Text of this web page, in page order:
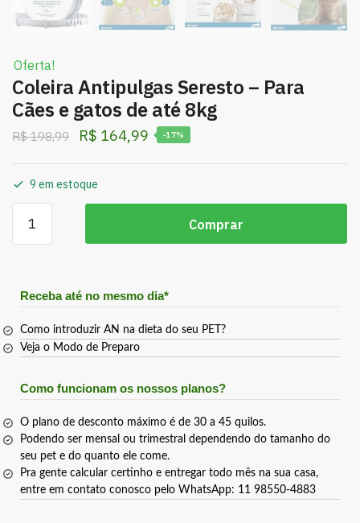
Oferta!
Coleira Antipulgas Seresto – Para
Cães e gatos de até 8kg
R$198,99 R$ 164,99 -17%
9 em estoque
Comprar
Receba até no mesmo dia*
Como introduzir AN na dieta do seu PET?
Veja o Modo de Preparo
Como funcionam os nossos planos?
O plano de desconto máximo é de 30 a 45 quilos.
Podendo ser mensal ou trimestral dependendo do tamanho do
seu pet e do quanto ele come.
Pra gente calcular certinho e entregar todo mês na sua casa,
entre em contato conosco pelo WhatsApp: 11 98550-4883